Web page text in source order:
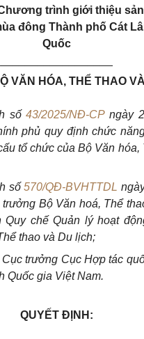
trình giới thiệu
đông Thành phố Cát
Quốc
VĂN HÓA, THỂ THAO
số43/2025/NĐ-CPngày
phủ quy định chức
tổ chức của Bộ Văn hóa,
số570/QĐ-BVHTTDL
Bộ Văn hoá, Thể
Quy chế Quản lý hoạt
thao và Du lịch;
trưởng Cục Hợp tác
Quốc gia Việt Nam.
QUYẾT ĐỊNH: